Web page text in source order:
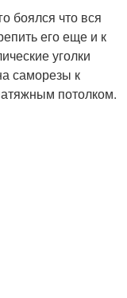
боялся что вся
его еще и к
уголки
саморезы к
потолком.